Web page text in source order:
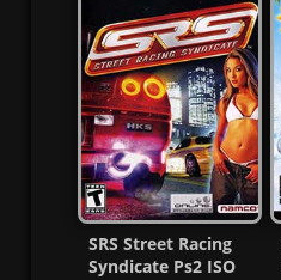
SRS Street Racing
Syndicate Ps2 ISO